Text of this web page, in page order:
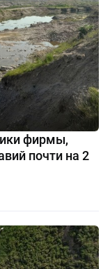
фирмы,
почти на 2